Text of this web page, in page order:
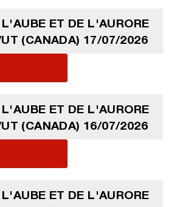
L'AUBE ET DE L'AURORE
(CANADA) 17/07/2026
L'AUBE ET DE L'AURORE
(CANADA) 16/07/2026
L'AUBE ET DE L'AURORE